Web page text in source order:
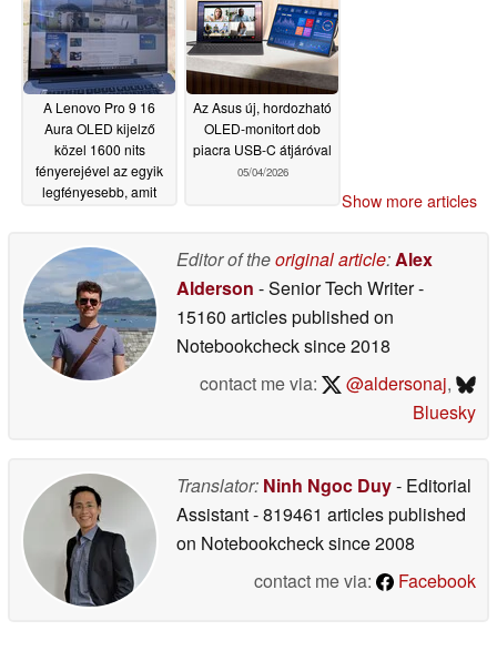
A Lenovo Pro 9 16
Aura OLED kijelző
közel 1600 nits
fényerejével az egyik
legfényesebb, amit
Az Asus új, hordozható
OLED-monitort dob
piacra USB-C átjáróval
05/04/2026
Show more articles
Editor of theoriginal article:Alex
Alderson - Senior Tech Writer-
15160 articles published on
Notebookchecksince 2018
contact me via:
@aldersonaj,
Bluesky
Translator: Ninh Ngoc Duy- Editorial
Assistant- 819461 articles published
on Notebookchecksince 2008
contact me via:
Facebook